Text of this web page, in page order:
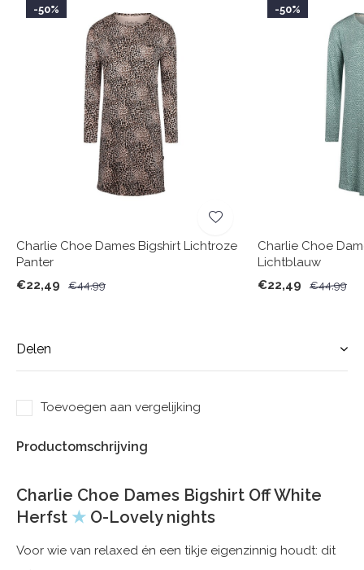
-50%
Charlie Choe Dames Bigshirt Lichtroze
Panter
€22,49
€44,99
-50%
Charlie Choe
Lichtblauw
€22,49
€44,99
Delen
Toevoegen aan vergelijking
Productomschrijving
Charlie Choe Dames Bigshirt Off White
Herfst ★ O-Lovely nights
Voor wie van relaxed én een tikje eigenzinnig houdt: dit